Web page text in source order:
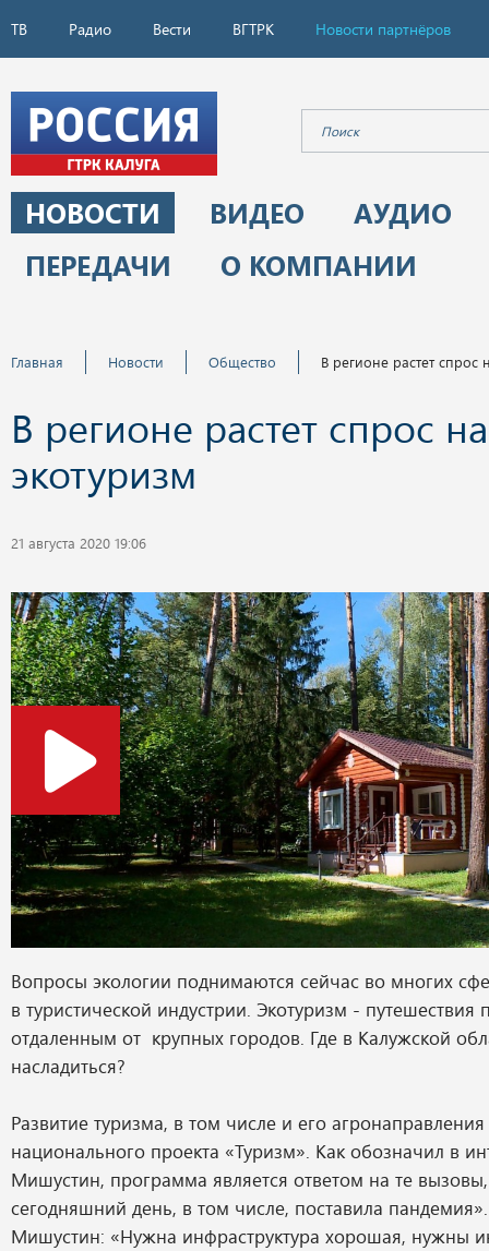
ТВ Радио Вести ВГТРК Новости партнёров
НОВОСТИ ВИДЕО
АУДИО
ПЕРЕДАЧИ
О КОМПАНИИ
Главная Новости Общество В регионе растет спрос
В регионе растет спрос на
экотуризм
21 августа 2020 19:06
Вопросы экологии поднимаются сейчас во многих
в туристической индустрии. Экотуризм - путешествия
отдаленным от крупных городов. Где в Калужской
насладиться?
Развитие туризма, в том числе и его
национального проекта «Туризм». Как обозначил в
Мишустин, программа является ответом на те
сегодняшний день, в том числе, поставила
Мишустин: «Нужна инфраструктура хорошая, нужны